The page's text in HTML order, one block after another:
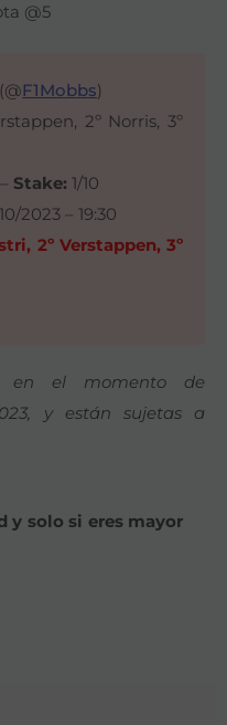
@5
F1Mobbs)
2º Norris, 3º
Stake: 1/10
2023 – 19:30
2º Verstappen, 3º
en el momento de
y están sujetas a
y solo si eres mayor